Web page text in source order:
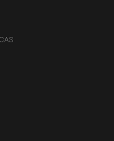
a 13:00.
7:00 a
al público